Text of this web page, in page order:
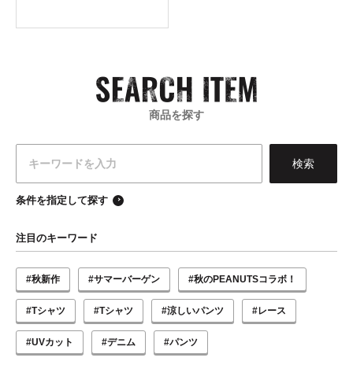
商品を探す
条件を指定して探す
注目のキーワード
#秋新作 #サマーバーゲン #秋のPEANUTSコラボ！
#Tシャツ #Tシャツ #涼しいパンツ #レース
#UVカット #デニム #パンツ